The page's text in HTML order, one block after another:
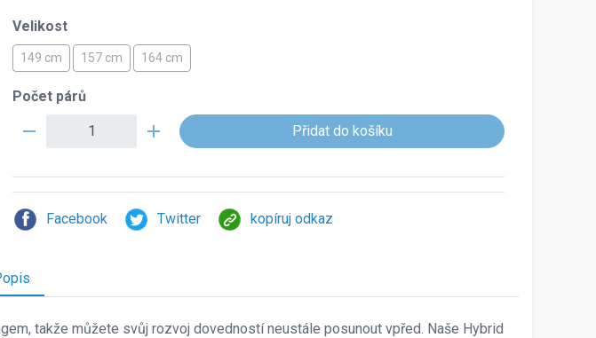
Velikost
149 cm 157 cm 164 cm
Počet párů
remove add
Facebook Twitter kopíruj odkaz
takže můžete svůj rozvoj dovedností neustále posunout vpřed. Naše Hybrid